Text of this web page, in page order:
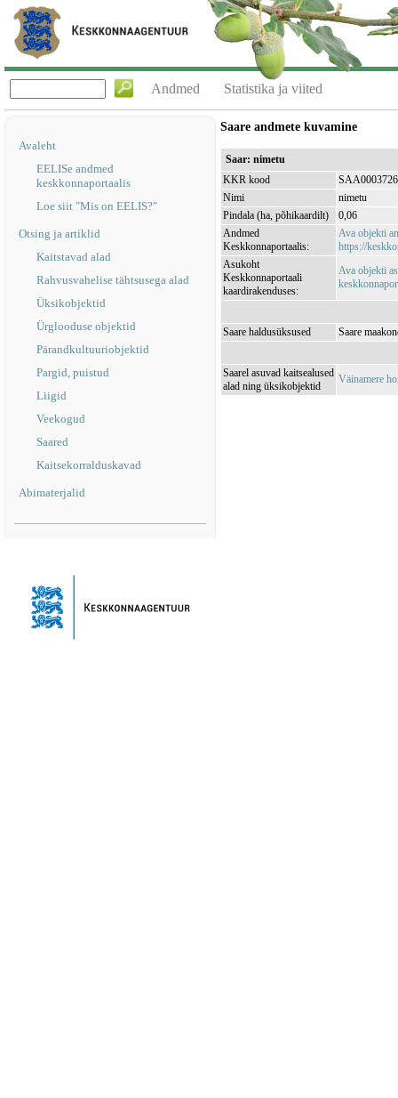
Andmed Statistika ja viited
Avaleht
EELISe andmed
keskkonnaportaalis
Loe siit "Mis on EELIS?"
Otsing ja artiklid
Kaitstavad alad
Rahvusvahelise tähtsusega alad
Üksikobjektid
Ürglooduse objektid
Pärandkultuuriobjektid
Pargid, puistud
Liigid
Veekogud
Saared
Kaitsekorralduskavad
Abimaterjalid
Saare andmete kuvamine
Saar: nimetu
KKR kood
SAA0003726
Nimi
nimetu
Pindala (ha, põhikaardilt)
0,06
Andmed
Keskkonnaportaalis:
Ava objekti
https://
Asukoht
Keskkonnaportaali
kaardirakenduses:
Ava objekti
Saare haldusüksused Saare
Saarel asuvad kaitsealused
alad ning üksikobjektid
Väinamere